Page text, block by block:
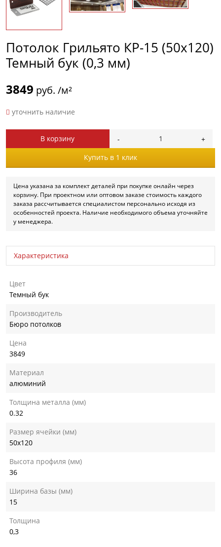
Потолок Грильято КР-15 (50х120)
Темный бук (0,3 мм)
3849 руб. /м²
уточнить наличие
В корзину
Купить в 1 клик
Цена указана за комплект деталей при покупке онлайн через
корзину. При проектном или оптовом заказе стоимость каждого
заказа рассчитывается специалистом персонально исходя из
особенностей проекта. Наличие необходимого объема уточняйте
у менеджера.
Характеристика
Цвет
Темный бук
Производитель
Бюро потолков
Цена
3849
Материал
алюминий
Толщина металла (мм)
0.32
Размер ячейки (мм)
50х120
Высота профиля (мм)
36
Ширина базы (мм)
15
Толщина
0,3